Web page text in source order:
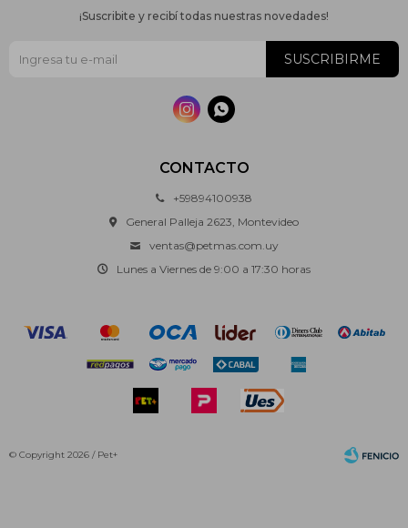
CONTACTO
+59894100938
General Palleja 2623, Montevideo
ventas@petmas.com.uy
Lunes a Viernes de 9:00 a 17:30 horas
¡Suscribite y recibí todas nuestras novedades!
SUSCRIBIRME
 
© Copyright 2026 / Pet+